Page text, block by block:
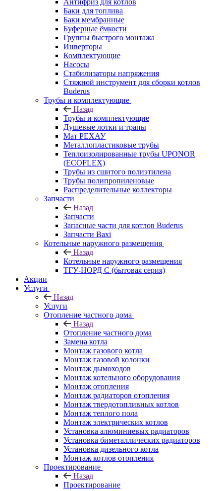
Антифриз для котлов
Баки для топлива
Баки мембранные
Буферные ёмкости
Группы быстрого монтажа
Инверторы
Комплектующие
Насосы
Стабилизаторы напряжения
Стяжной инструмент для сборки котлов
Buderus
Трубы и комплектующие
Назад
Трубы и комплектующие
Душевые лотки и трапы
Мат РЕХАУ
Металлопластиковые трубы
Теплоизолированные трубы UPONOR
(ECOFLEX)
Трубы из сшитого полиэтилена
Трубы полипропиленовые
Распределительные коллекторы
Запчасти
Назад
Запчасти
Запасные части для котлов Buderus
Запчасти Baxi
Котельные наружного размещения
Назад
Котельные наружного размещения
ТГУ-НОРД С (бытовая серия)
Акции
Услуги
Назад
Услуги
Отопление частного дома
Назад
Отопление частного дома
Замена котла
Монтаж газового котла
Монтаж газовой колонки
Монтаж дымоходов
Монтаж котельного оборудования
Монтаж отопления
Монтаж радиаторов отопления
Монтаж твердотопливных котлов
Монтаж теплого пола
Монтаж электрических котлов
Установка алюминиевых радиаторов
Установка биметаллических радиаторов
Установка дизельного котла
Монтаж котлов отопления
Проектирование
Назад
Проектирование